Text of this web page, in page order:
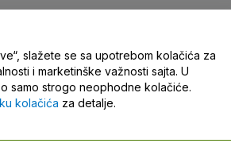
/ Kontaktirajte nas
slažete se sa upotrebom kolačića za
i marketinške važnosti sajta. U
samo strogo neophodne kolačiće.
kolačića za detalje.